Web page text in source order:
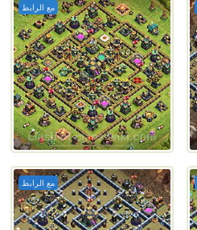
مع الرابط
مع الرابط